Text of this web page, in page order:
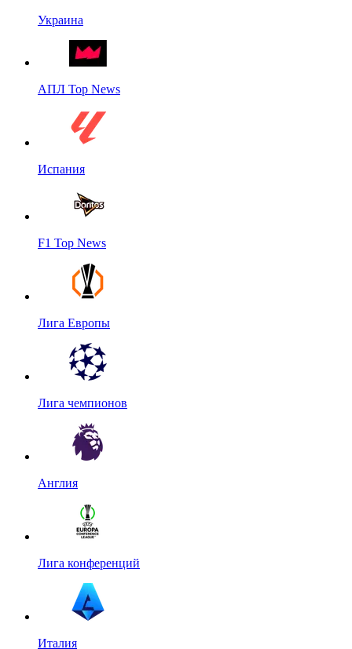
Украина
АПЛ Top News
Испания
F1 Top News
Лига Европы
Лига чемпионов
Англия
Лига конференций
Италия